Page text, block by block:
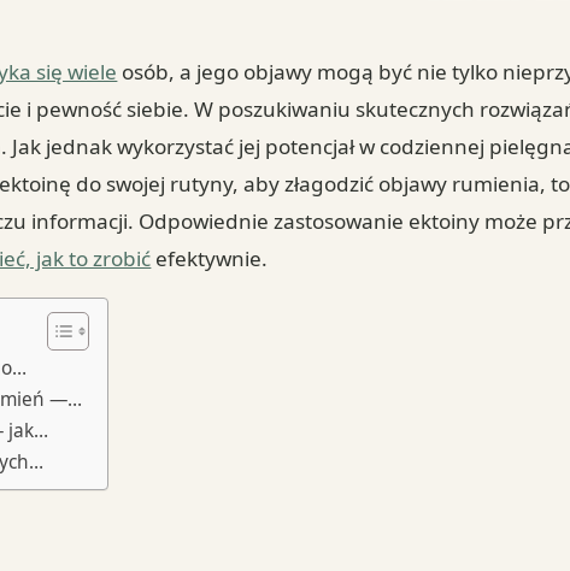
się wiele osób, a jego objawy mogą być nie tylko
i pewność siebie. W poszukiwaniu skutecznych
jednak wykorzystać jej potencjał w codziennej
do swojej rutyny, aby złagodzić objawy rumienia,
informacji. Odpowiednie zastosowanie ektoiny może
jak to zrobić efektywnie.
—…
jak…